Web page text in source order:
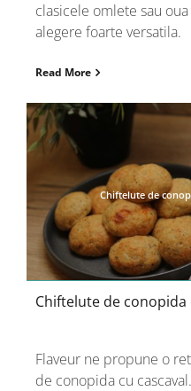
clasicele omlete sau
alegere foarte versatila.
Read More
Chiftelute de
Chiftelute de conopida
Flaveur ne propune o
de conopida cu cascaval.